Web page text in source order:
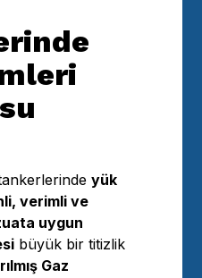
tankerlerindeyük
verimli ve
uygun
büyük bir titizlik
Gaz